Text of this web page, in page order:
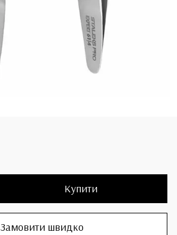
Купити
Замовити швидко